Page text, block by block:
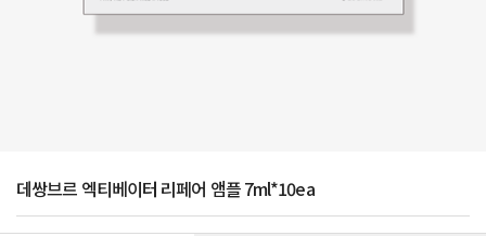
데쌍브르 엑티베이터 리페어 앰플 7ml*10ea